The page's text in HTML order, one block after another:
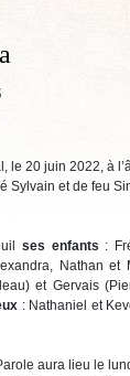
le 20 juin 2022, à
Sylvain et de feu
ses enfants :
Nathan et
et Gervais
: Nathaniel et
aura lieu le